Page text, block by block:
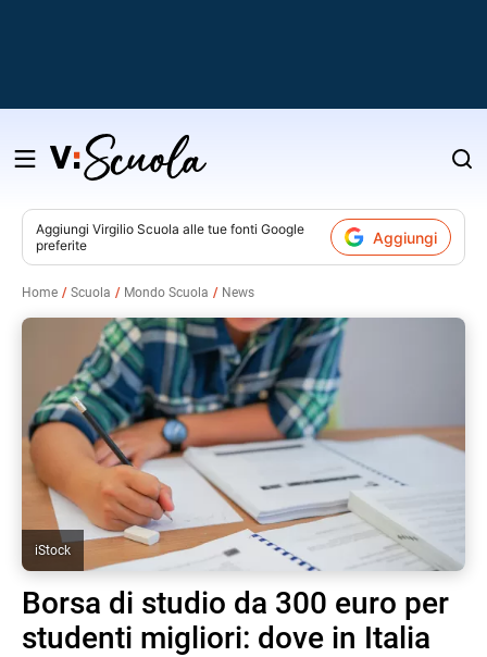
Salta
contenuto
Aggiungi Virgilio Scuola alle tue fonti Google
preferite
Aggiungi
Home Scuola Mondo Scuola News
iStock
Borsa di studio da 300 euro per
studenti migliori: dove in Italia